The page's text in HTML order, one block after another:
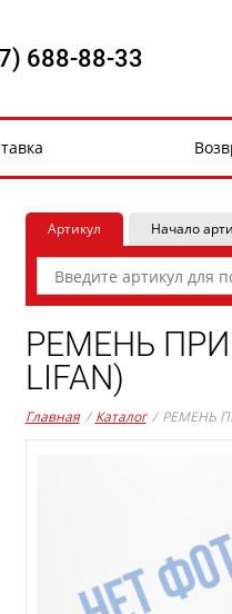
688-88-33
Артикул Начало
РЕМЕНЬ
LIFAN)
Главная / Каталог / РЕМЕНЬ